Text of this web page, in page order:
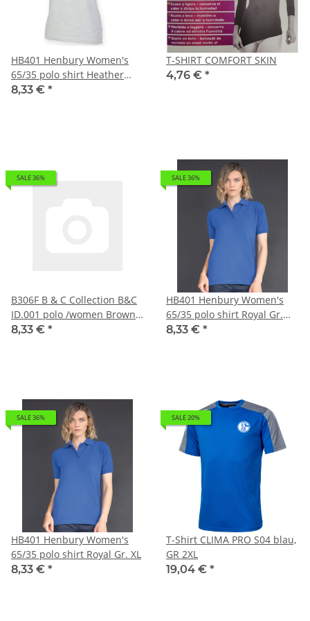
HB401 Henbury Women's
65/35 polo shirt Heather
Grey Gr. 3XL
8,33 € *
T-SHIRT COMFORT SKIN
4,76 € *
SALE 36%
B306F B & C Collection B&C
ID.001 polo /women Brown
Gr. 2XL
8,33 € *
SALE 36%
HB401 Henbury Women's
65/35 polo shirt Royal Gr.
3XL
8,33 € *
SALE 36%
HB401 Henbury Women's
65/35 polo shirt Royal Gr. XL
8,33 € *
SALE 20%
T-Shirt CLIMA PRO S04 blau,
GR 2XL
19,04 € *